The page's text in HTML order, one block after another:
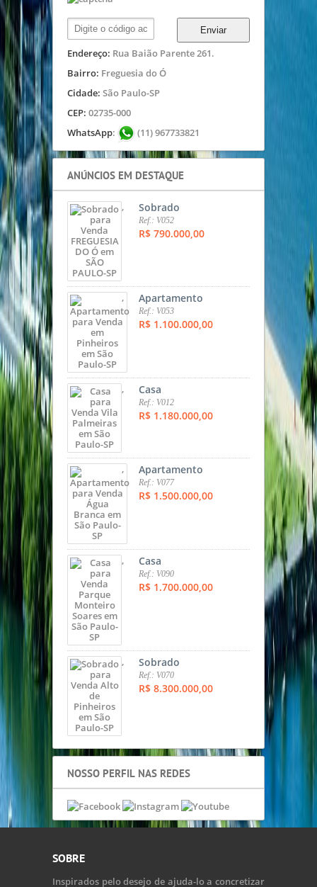
Enviar
Endereço: Rua Baião Parente 261.
Bairro: Freguesia do Ó
Cidade: São Paulo-SP
CEP: 02735-000
WhatsApp: (11) 967733821
ANÚNCIOS EM DESTAQUE
Sobrado
Ref.: V052
R$ 790.000,00
, Apartamento
Ref.: V053
R$ 1.100.000,00
Casa
Ref.: V012
R$ 1.180.000,00
, Apartamento
Ref.: V077
R$ 1.500.000,00
Casa
Ref.: V090
R$ 1.700.000,00
Sobrado
Ref.: V070
R$ 8.300.000,00
NOSSO PERFIL NAS REDES
SOBRE
Inspirados pelo desejo de ajuda-lo a concretizar